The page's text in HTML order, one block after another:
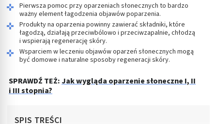
Pierwsza pomoc przy oparzeniach słonecznych to bardzo
ważny element łagodzenia objawów poparzenia.
Produkty na oparzenia powinny zawierać składniki, które
łagodzą, działają przeciwbólowo i przeciwzapalnie, chłodzą
i wspierają regenerację skóry.
Wsparciem w leczeniu objawów oparzeń słonecznych mogą
być domowe i naturalne sposoby regeneracji skóry.
SPRAWDŹ TEŻ: Jak wygląda oparzenie słoneczne I, II
i III stopnia?
SPIS TREŚCI